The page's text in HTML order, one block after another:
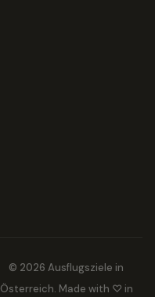
© 2026 Ausflugsziele in
Österreich. Made with ♡ in